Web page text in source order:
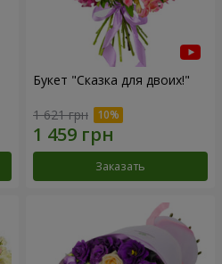
Букет "Сказка для двоих!"
1 621 грн
Заказать